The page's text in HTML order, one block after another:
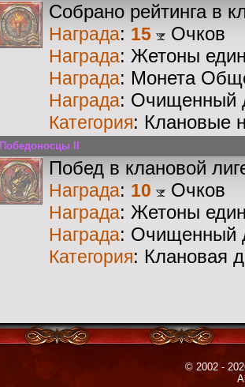
Собрано рейтинга в
Награда: 15 Очков
Награда: Жетоны
Награда: Монета
Награда: Очищенный
Категория: Клановые
Победоносцы II
Побед в клановой
Награда: 10 Очков
Награда: Жетоны
Награда: Очищенный
Категория: Клановая
© 2002 -